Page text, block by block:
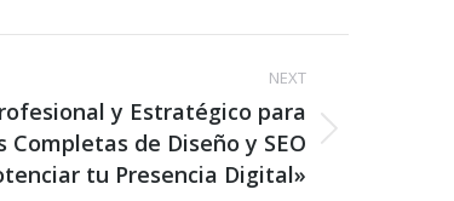
NEXT
y Estratégico para
de Diseño y SEO
tu Presencia Digital»